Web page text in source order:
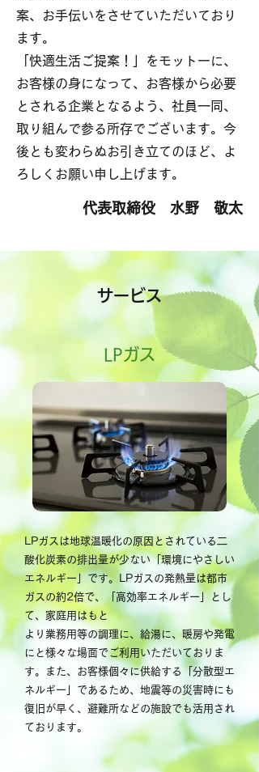
案、お手伝いをさせていただいており
ます。
「快適生活ご提案！」をモットーに、
お客様の身になって、お客様から必要
とされる企業となるよう、社員一同、
取り組んで参る所存でございます。今
後とも変わらぬお引き立てのほど、よ
ろしくお願い申し上げます。
代表取締役 水野 敬太
サービス
LPガス
LPガスは地球温暖化の原因とされている二
酸化炭素の排出量が少ない「環境にやさしい
エネルギー」です。LPガスの発熱量は都市
ガスの約2倍で、「高効率エネルギー」とし
て、家庭用はもと
より業務用等の調理に、給湯に、暖房や発電
にと様々な場面でご利用いただいておりま
す。また、お客様個々に供給する「分散型エ
ネルギー」であるため、地震等の災害時にも
復旧が早く、避難所などの施設でも活用され
ております。